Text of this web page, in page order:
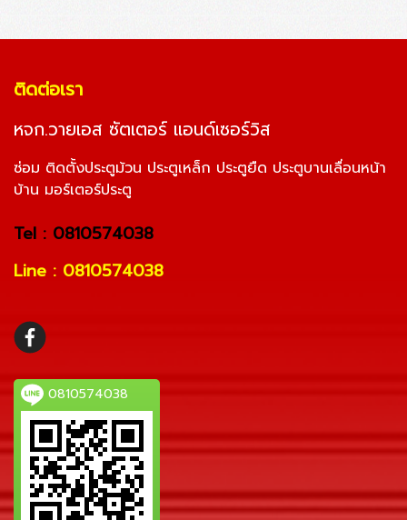
ติดต่อเรา
หจก.วายเอส ซัตเตอร์ แอนด์เซอร์วิส
ซ่อม ติดตั้งประตูม้วน ประตูเหล็ก ประตูยืด ประตูบานเลื่อนหน้า
บ้าน มอร์เตอร์ประตู
Tel : 0810574038
Line : 0810574038
0810574038